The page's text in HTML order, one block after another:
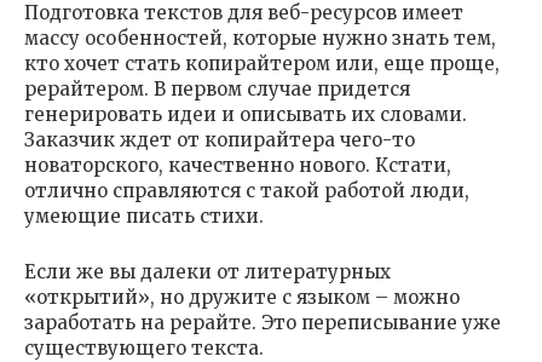
Подготовка текстов для веб-ресурсов имеет
массу особенностей, которые нужно знать тем,
кто хочет стать копирайтером или, еще проще,
рерайтером. В первом случае придется
генерировать идеи и описывать их словами.
Заказчик ждет от копирайтера чего-то
новаторского, качественно нового. Кстати,
отлично справляются с такой работой люди,
умеющие писать стихи.
Если же вы далеки от литературных
«открытий», но дружите с языком – можно
заработать на рерайте. Это переписывание уже
существующего текста.